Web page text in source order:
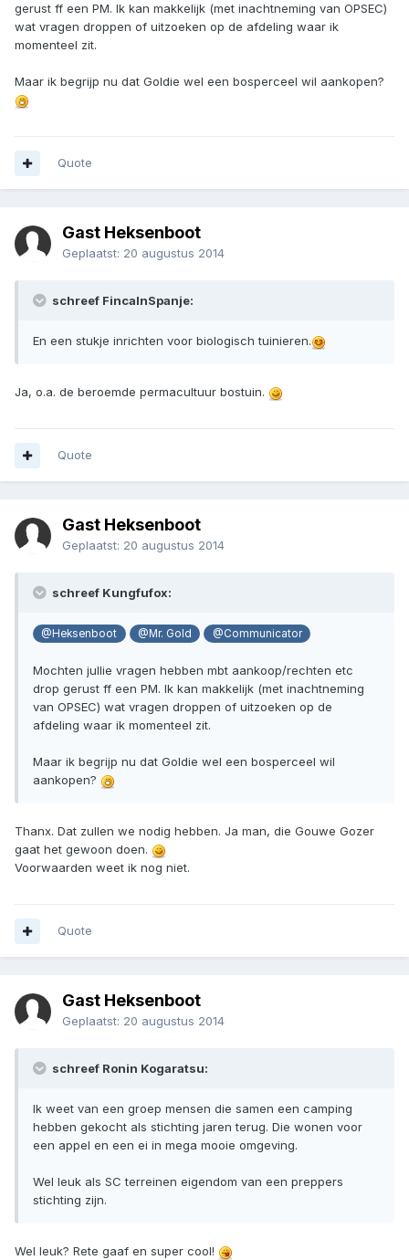
gerust ff een PM. Ik kan makkelijk (met inachtneming van OPSEC)
wat vragen droppen of uitzoeken op de afdeling waar ik
momenteel zit.
Maar ik begrijp nu dat Goldie wel een bosperceel wil aankopen?
Quote
Gast Heksenboot
Geplaatst: 20 augustus 2014
schreef FincaInSpanje:
En een stukje inrichten voor biologisch tuinieren.
Ja, o.a. de beroemde permacultuur bostuin.
Quote
Gast Heksenboot
Geplaatst: 20 augustus 2014
schreef Kungfufox:
@Heksenboot @Mr. Gold @Communicator
Mochten jullie vragen hebben mbt aankoop/rechten etc
drop gerust ff een PM. Ik kan makkelijk (met inachtneming
van OPSEC) wat vragen droppen of uitzoeken op de
afdeling waar ik momenteel zit.
Maar ik begrijp nu dat Goldie wel een bosperceel wil
aankopen?
Thanx. Dat zullen we nodig hebben. Ja man, die Gouwe Gozer
gaat het gewoon doen.
Voorwaarden weet ik nog niet.
Quote
Gast Heksenboot
Geplaatst: 20 augustus 2014
schreef Ronin Kogaratsu:
Ik weet van een groep mensen die samen een camping
hebben gekocht als stichting jaren terug. Die wonen voor
een appel en een ei in mega mooie omgeving.
Wel leuk als SC terreinen eigendom van een preppers
stichting zijn.
Wel leuk? Rete gaaf en super cool!